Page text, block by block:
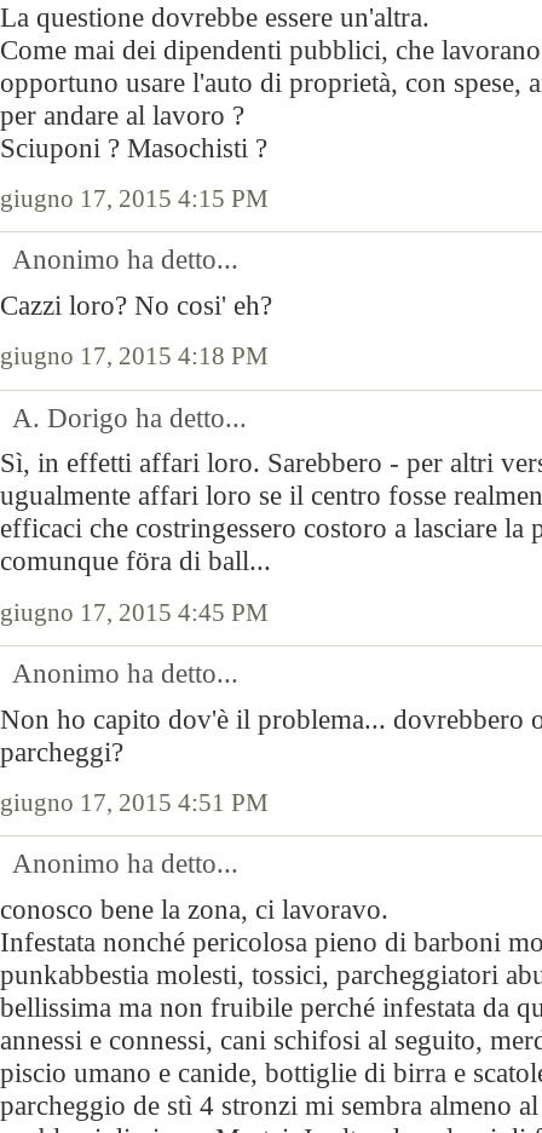
La questione dovrebbe essere un'altra.
Come mai dei dipendenti pubblici, che
opportuno usare l'auto di proprietà, con spese,
per andare al lavoro ?
Sciuponi ? Masochisti ?
giugno 17, 2015 4:15 PM
Anonimo ha detto...
Cazzi loro? No cosi' eh?
giugno 17, 2015 4:18 PM
A. Dorigo ha detto...
Sì, in effetti affari loro. Sarebbero - per altri
ugualmente affari loro se il centro fosse
efficaci che costringessero costoro a lasciare la
comunque föra di ball...
giugno 17, 2015 4:45 PM
Anonimo ha detto...
Non ho capito dov'è il problema... dovrebbero
parcheggi?
giugno 17, 2015 4:51 PM
Anonimo ha detto...
conosco bene la zona, ci lavoravo.
Infestata nonché pericolosa pieno di barboni
punkabbestia molesti, tossici, parcheggiatori
bellissima ma non fruibile perché infestata da
annessi e connessi, cani schifosi al seguito,
piscio umano e canide, bottiglie di birra e
parcheggio de stì 4 stronzi mi sembra almeno